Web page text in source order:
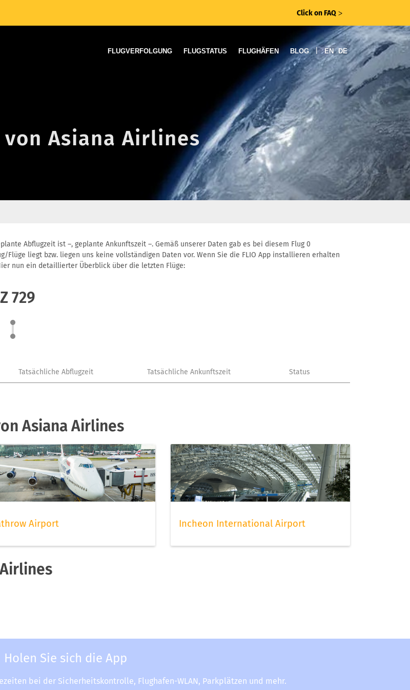
Click on FAQ ᐳ
FLUGVERFOLGUNG FLUGSTATUS FLUGHÄFEN BLOG | EN DE
Asiana Airlines
Abflugzeit ist –, geplante Ankunftszeit –. Gemäß unserer Daten gab es bei diesem Flug 0
Flüge liegt bzw. liegen uns keine vollständigen Daten vor. Wenn Sie die FLIO App installieren erhalten
nun ein detaillierter Überblick über die letzten Flüge:
729
Tatsächliche Abflugzeit Tatsächliche Ankunftszeit Status
Asiana Airlines
Airport Incheon International Airport
Holen Sie sich die App
bei der Sicherheitskontrolle, Flughafen-WLAN, Parkplätzen und mehr.